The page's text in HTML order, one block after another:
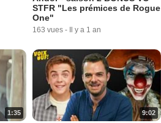
STFR "Les prémices de Rogue
One"
163 vues - Il y a 1 an
1:35 9:02